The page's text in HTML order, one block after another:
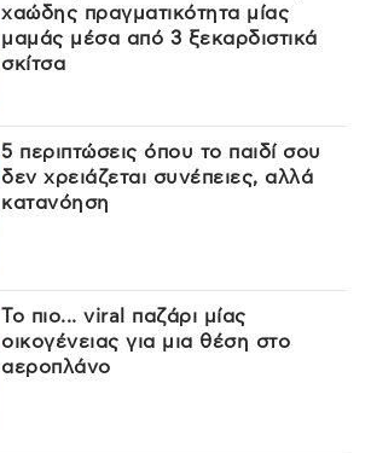
χαώδης πραγματικότητα μίας
μαμάς μέσα από 3 ξεκαρδιστικά
σκίτσα
5 περιπτώσεις όπου το παιδί σου
δεν χρειάζεται συνέπειες, αλλά
κατανόηση
Το πιο... viral παζάρι μίας
οικογένειας για μια θέση στο
αεροπλάνο